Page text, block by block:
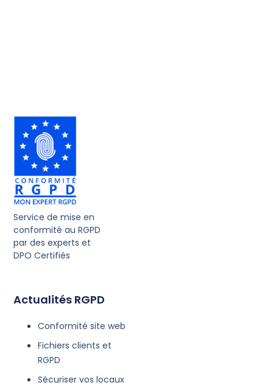
Service de mise en
conformité au RGPD
par des experts et
DPO Certifiés
Actualités RGPD
Conformité site web
Fichiers clients et
RGPD
Sécuriser vos locaux